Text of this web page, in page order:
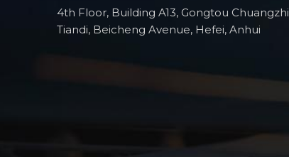
Operationsroboterprodukte
4th Floor, Building A13, Gongtou Chuangzhi
Tiandi, Beicheng Avenue, Hefei, Anhui